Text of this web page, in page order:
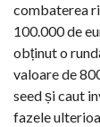
combaterea
100.000 de
obținut o
valoare de
seed și caut
fazele